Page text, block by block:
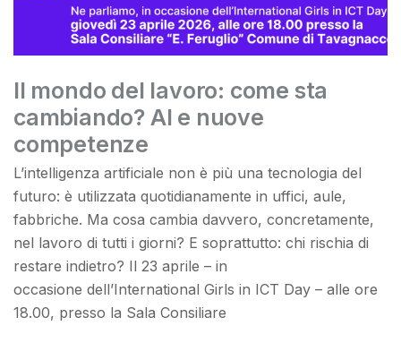
Il mondo del lavoro: come sta
cambiando? AI e nuove
competenze
L’intelligenza artificiale non è più una tecnologia del
futuro: è utilizzata quotidianamente in uffici, aule,
fabbriche. Ma cosa cambia davvero, concretamente,
nel lavoro di tutti i giorni? E soprattutto: chi rischia di
restare indietro? Il 23 aprile – in
occasione dell’International Girls in ICT Day – alle ore
18.00, presso la Sala Consiliare